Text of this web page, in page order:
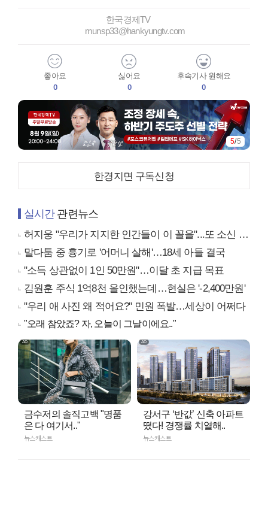
한국경제TV
munsp33@hankyungtv.com
좋아요
0
싫어요
0
후속기사 원해요
0
5/5
한경지면 구독신청
실시간관련뉴스
허지웅 "우리가 지지한 인간들이 이 꼴을"...또 소신 발언
말다툼 중 흉기로 '어머니 살해'…18세 아들 결국
"소득 상관없이 1인 50만원"…이달 초 지급 목표
김원훈 주식 1억8천 올인했는데…현실은 '-2,400만원'
"우리 애 사진 왜 적어요?" 민원 폭발…세상이 어쩌다
"오래 참았죠? 자, 오늘이 그날이에요.."
금수저의 솔직고백 "명품
은 다 여기서.."
뉴스캐스트
강서구 ‘반값’ 신축 아파트
떴다! 경쟁률 치열해..
뉴스캐스트